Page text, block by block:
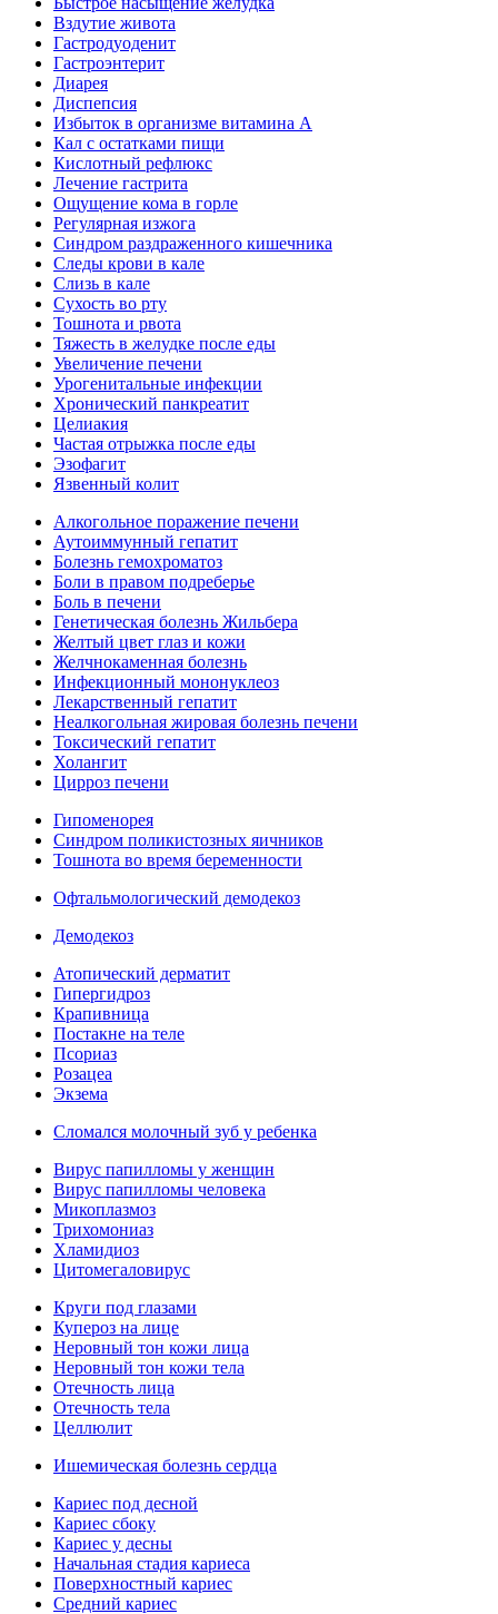
Вздутие живота
Гастродуоденит
Гастроэнтерит
Диарея
Диспепсия
Избыток в организме витамина А
Кал с остатками пищи
Кислотный рефлюкс
Лечение гастрита
Ощущение кома в горле
Регулярная изжога
Синдром раздраженного кишечника
Следы крови в кале
Слизь в кале
Сухость во рту
Тошнота и рвота
Тяжесть в желудке после еды
Увеличение печени
Урогенитальные инфекции
Хронический панкреатит
Целиакия
Частая отрыжка после еды
Эзофагит
Язвенный колит
Алкогольное поражение печени
Аутоиммунный гепатит
Болезнь гемохроматоз
Боли в правом подреберье
Боль в печени
Генетическая болезнь Жильбера
Желтый цвет глаз и кожи
Желчнокаменная болезнь
Инфекционный мононуклеоз
Лекарственный гепатит
Неалкогольная жировая болезнь печени
Токсический гепатит
Холангит
Цирроз печени
Гипоменорея
Синдром поликистозных яичников
Тошнота во время беременности
Офтальмологический демодекоз
Демодекоз
Атопический дерматит
Гипергидроз
Крапивница
Постакне на теле
Псориаз
Розацеа
Экзема
Сломался молочный зуб у ребенка
Вирус папилломы у женщин
Вирус папилломы человека
Микоплазмоз
Трихомониаз
Хламидиоз
Цитомегаловирус
Круги под глазами
Купероз на лице
Неровный тон кожи лица
Неровный тон кожи тела
Отечность лица
Отечность тела
Целлюлит
Ишемическая болезнь сердца
Кариес под десной
Кариес сбоку
Кариес у десны
Начальная стадия кариеса
Поверхностный кариес
Средний кариес